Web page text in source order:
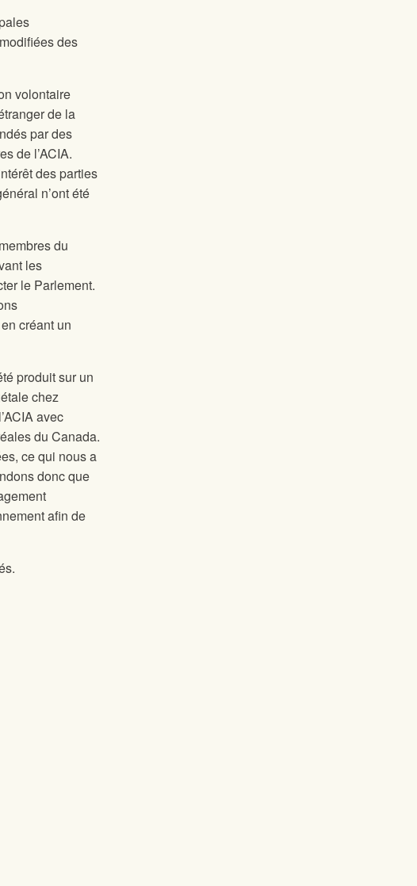
des
volontaire
de la
par des
de l’ACIA.
des parties
n’ont été
du
les
le Parlement.
créant un
produit sur un
chez
avec
du Canada.
ce qui nous a
donc que
afin de